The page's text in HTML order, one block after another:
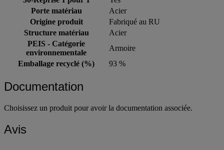
Porte matériau
Acier
Origine produit
Fabriqué au RU
Structure matériau
Acier
PEIS - Catégorie
environnementale
Armoire
Emballage recyclé (%)
93 %
Documentation
Choisissez un produit pour avoir la documentation associée.
Avis